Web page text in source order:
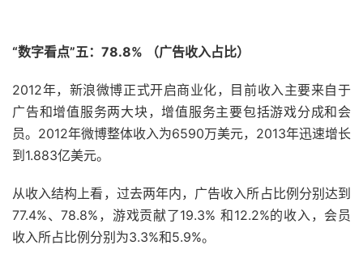
“数字看点”五：78.8% （广告收入占比）
2012年，新浪微博正式开启商业化，目前收入主要来自于
广告和增值服务两大块，增值服务主要包括游戏分成和会
员。2012年微博整体收入为6590万美元，2013年迅速增长
到1.883亿美元。
从收入结构上看，过去两年内，广告收入所占比例分别达到
77.4%、78.8%，游戏贡献了19.3% 和12.2%的收入，会员
收入所占比例分别为3.3%和5.9%。